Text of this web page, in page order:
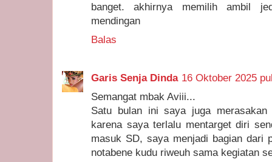
banget. akhirnya memilih ambil
mendingan
Balas
Garis Senja Dinda 16 Oktober 2025
Semangat mbak Aviii...
Satu bulan ini saya juga
karena saya terlalu mentarget diri
masuk SD, saya menjadi bagian dari
notabene kudu riweuh sama kegiatan